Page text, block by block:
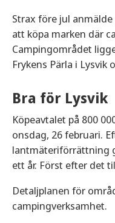
Strax före jul
att köpa marken där
Campingområdet
Frykens Pärla i Lysvik
Bra för Lysvik
Köpeavtalet på 800
onsdag, 26 februari.
lantmäteriförrättning
ett år. Först efter det
Detaljplanen för
campingverksamhet.